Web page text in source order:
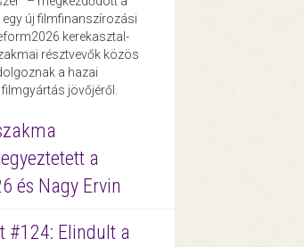
új filmfinanszírozási
kerekasztal-
résztvevők közös
a hazai
jövőjéről.
a
és Nagy Ervin
#124: Elindult a